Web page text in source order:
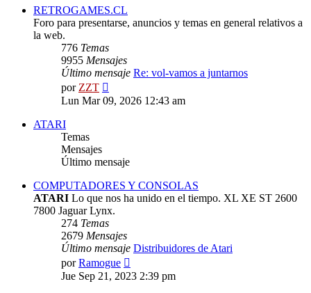
RETROGAMES.CL
Foro para presentarse, anuncios y temas en general relativos a
la web.
776 Temas
9955 Mensajes
Último mensaje Re: vol-vamos a juntarnos
porZZT
último
Lun Mar 09, 2026 12:43 am
ATARI
Temas
Mensajes
Último mensaje
COMPUTADORES Y CONSOLAS
ATARI Lo que nos ha unido en el tiempo. XL XE ST 2600
7800 Jaguar Lynx.
274 Temas
2679 Mensajes
Último mensaje Distribuidores de Atari
porRamogue
último
mensaje
Jue Sep 21, 2023 2:39 pm